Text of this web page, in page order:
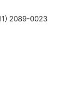
2089-0023